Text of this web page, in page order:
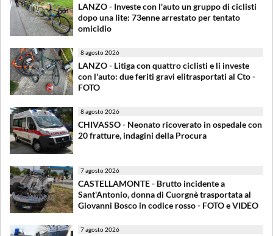
LANZO - Investe con l'auto un gruppo di ciclisti
dopo una lite: 73enne arrestato per tentato
omicidio
8 agosto 2026
LANZO - Litiga con quattro ciclisti e li investe
con l'auto: due feriti gravi elitrasportati al Cto -
FOTO
8 agosto 2026
CHIVASSO - Neonato ricoverato in ospedale con
20 fratture, indagini della Procura
7 agosto 2026
CASTELLAMONTE - Brutto incidente a
Sant'Antonio, donna di Cuorgnè trasportata al
Giovanni Bosco in codice rosso - FOTO e VIDEO
7 agosto 2026